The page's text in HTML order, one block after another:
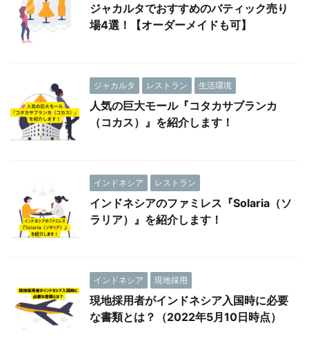
ジャカルタでおすすめのバティック売り
場4選！【オーダーメイドも可】
ジャカルタ レストラン 生活環境
人気の巨大モール『コタカサブランカ
（コカス）』を紹介します！
インドネシア レストラン
インドネシアのファミレス『Solaria（ソ
ラリア）』を紹介します！
インドネシア 現地採用
現地採用者がインドネシア入国時に必要
な書類とは？（2022年5月10日時点）